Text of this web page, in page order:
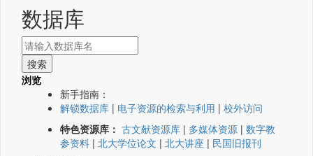
数据库
浏览
新手指南：
解锁数据库 | 电子资源的检索与利用 | 校外访问
特色资源库： 古文献资源库 | 多媒体资源 | 数字教
参资料 | 北大学位论文 | 北大讲座 | 民国旧报刊